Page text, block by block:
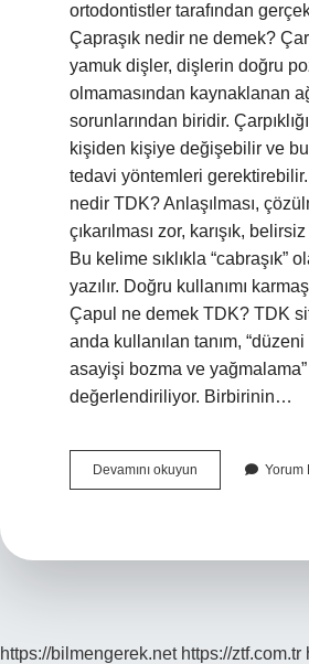
ortodontistler tarafından
Çapraşık nedir ne demek?
yamuk dişler, dişlerin doğru
olmamasından kaynaklanan
sorunlarından biridir.
kişiden kişiye değişebilir ve
tedavi yöntemleri gerektirebilir.
nedir TDK? Anlaşılması,
çıkarılması zor, karışık,
Bu kelime sıklıkla “cabraşık”
yazılır. Doğru kullanımı
Çapul ne demek TDK? TDK
anda kullanılan tanım,
asayişi bozma ve
değerlendiriliyor. Birbirinin…
Devamını okuyun Çapraşık
Olmak
Yorum
https://bilmengerek.net https://ztf.com.tr